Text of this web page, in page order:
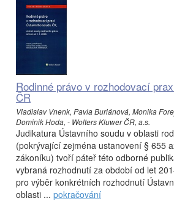
Rodinné právo v rozhodovací
ČR
Vladislav Vnenk, Pavla Buriánová, Monika
Dominik Hoda, - Wolters Kluwer ČR, a.s.
Judikatura Ústavního soudu v oblasti
(pokrývající zejména ustanovení § 655
zákoníku) tvoří páteř této odborné
vybraná rozhodnutí za období od let
pro výběr konkrétních rozhodnutí
oblasti ... pokračování